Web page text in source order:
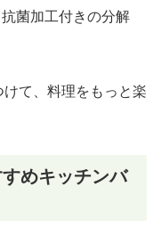
菌加工付きの分解
て、料理をもっと楽
めキッチンバ